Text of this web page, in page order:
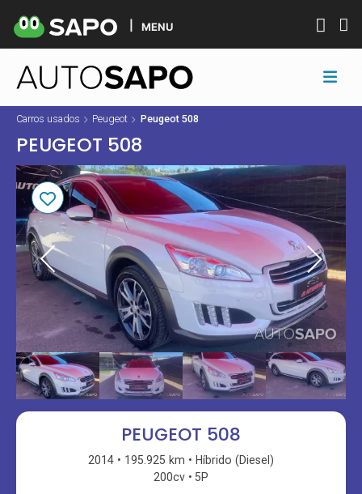
MENU
Carros usados Peugeot Peugeot 508
PEUGEOT 508
PEUGEOT 508
2014 195.925 km
Híbrido (Diesel)
200cv
5P